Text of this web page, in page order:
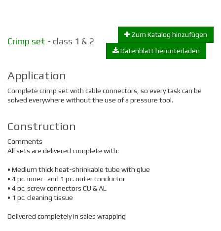
Crimp set - class 1 & 2
Zum Katalog hinzufügen
Datenblatt herunterladen
Application
Complete crimp set with cable connectors, so every task can be
solved everywhere without the use of a pressure tool.
Construction
Comments
All sets are delivered complete with:
• Medium thick heat-shrinkable tube with glue
• 4 pc. inner- and 1 pc. outer conductor
• 4 pc. screw connectors CU & AL
• 1 pc. cleaning tissue
Delivered completely in sales wrapping